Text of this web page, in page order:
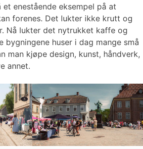
et enestående eksempel på at
forenes. Det lukter ikke krutt og
Nå lukter det nytrukket kaffe og
bygningene huser i dag mange små
man kjøpe design, kunst, håndverk,
annet.